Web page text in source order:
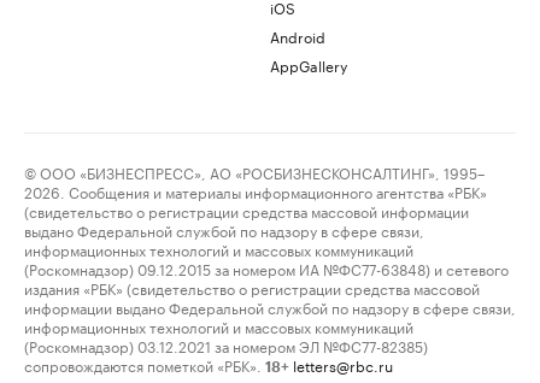
iOS
Android
AppGallery
© ООО «БИЗНЕСПРЕСС», АО «РОСБИЗНЕСКОНСАЛТИНГ», 1995–
2026. Сообщения и материалы информационного агентства «РБК»
(свидетельство о регистрации средства массовой информации
выдано Федеральной службой по надзору в сфере связи,
информационных технологий и массовых коммуникаций
(Роскомнадзор) 09.12.2015 за номером ИА №ФС77-63848) и сетевого
издания «РБК» (свидетельство о регистрации средства массовой
информации выдано Федеральной службой по надзору в сфере связи,
информационных технологий и массовых коммуникаций
(Роскомнадзор) 03.12.2021 за номером ЭЛ №ФС77-82385)
сопровождаются пометкой «РБК».
18+ letters@rbc.ru